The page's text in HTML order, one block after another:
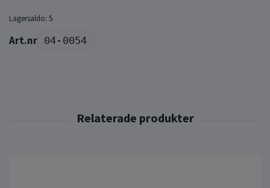
Lagersaldo: 5
04-0054